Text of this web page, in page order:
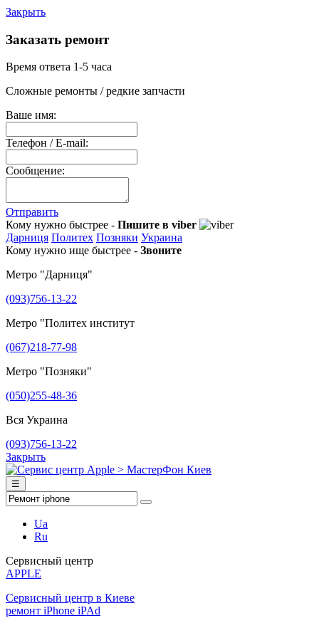
Закрыть
Заказать ремонт
Время ответа 1-5 часа
Сложные ремонты / редкие запчасти
Ваше имя:
Телефон / E-mail:
Сообщение:
Отправить
Кому нужно быстрее - Пишите в viber
Дарниця Политех Позняки Украина
Кому нужно ище быстрее - Звоните
Метро "Дарниця"
(093)756-13-22
Метро "Политех институт
(067)218-77-98
Метро "Позняки"
(050)255-48-36
Вся Украина
(093)756-13-22
Закрыть
☰
Ua
Ru
Сервисный центр
APPLE
Сервисный центр в Киеве
ремонт iPhone iPAd